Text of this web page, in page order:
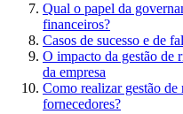
Qual o papel da
financeiros?
Casos de sucesso e de
O impacto da gestão de
da empresa
Como realizar gestão
fornecedores?